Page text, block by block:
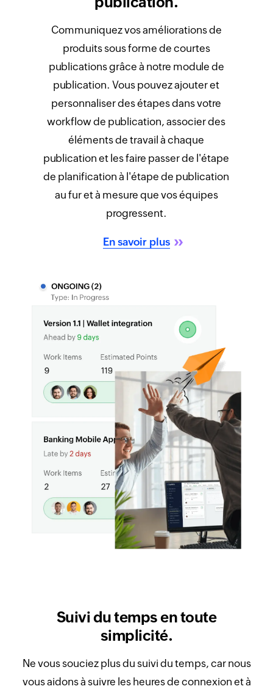
Communiquez vos améliorations de
produits sous forme de courtes
publications grâce à notre module de
publication. Vous pouvez ajouter et
personnaliser des étapes dans votre
workflow de publication, associer des
éléments de travail à chaque
publication et les faire passer de l'étape
de planification à l'étape de publication
au fur et à mesure que vos équipes
progressent.
En savoir plus
Suivi du temps en toute
simplicité.
Ne vous souciez plus du suivi du temps, car nous
vous aidons à suivre les heures de connexion et à